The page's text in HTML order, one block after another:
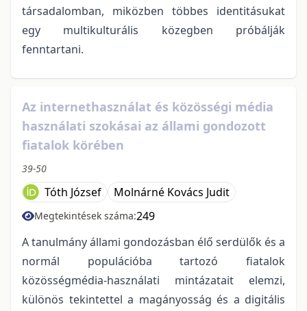
társadalomban, miközben többes identitásukat
egy multikulturális közegben próbálják
fenntartani.
Az internethasználat és közösségi média
használati szokásai az állami gondozott
fiatalok körében
39-50
Tóth József Molnárné Kovács Judit
Megtekintések száma:249
A tanulmány állami gondozásban élő serdülők és a
normál populációba tartozó fiatalok
közösségmédia-használati mintázatait elemzi,
különös tekintettel a magányosság és a digitális